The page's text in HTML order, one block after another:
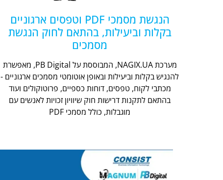
הנגשת מסמכי PDF וטפסים ארגוניים
בקלות וביעילות, בהתאם לחוק הנגשת
מסמכים
מערכת NAGIX.UA, המבוססת על PB Digital, מאפשרת
להנגיש בקלות וביעילות ובאופן אוטומטי מסמכים ארגוניים -
מכתבי לקוח, טפסים, דוחות כספיים, פרוטוקולים ועוד
בהתאם לתקנות דרישות חוק שיוויון זכויות לאנשים עם
מוגבלות, כולל מסמכי PDF